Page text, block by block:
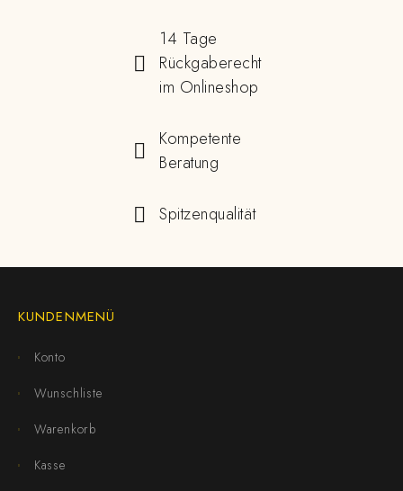
14 Tage
Rückgaberecht
im Onlineshop
Kompetente
Beratung
Spitzenqualität
KUNDENMENÜ
Konto
Wunschliste
Warenkorb
Kasse